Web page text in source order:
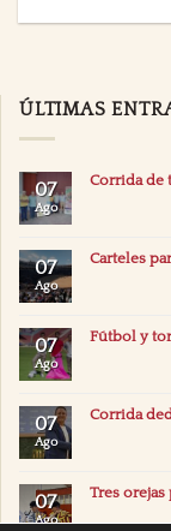
ÚLTIMAS
07
Ago
Corrida de
07
Ago
Carteles
07
Ago
Fútbol y
07
Ago
Corrida
07
Ago
Tres orejas